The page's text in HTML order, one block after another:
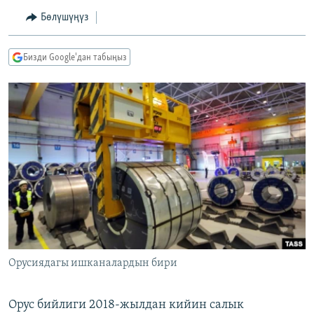
МАДАНИЯТ
ТВ ПРОГРАММАЛАР
ЭКСПЕРТТЕР ТАЛДАЙТ
БИЗ ЖАНА ДҮЙНӨ
ДАНИСТЕ
ЭЖЕ-СИҢДИЛЕР
АЗАТТЫК+
ЫҢГАЙСЫЗ СУРООЛОР
ӨЗГӨЧӨ ПИКИР
Русский
ОНЛАЙН ШЕРИНЕ
ЭЕ/АРнун бардык сайттары
Бөлүшүңүз
Бизди Google'дан табыңыз
Орусиядагы ишканалардын бири
Орус бийлиги 2018-жылдан кийин салык